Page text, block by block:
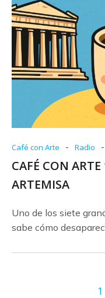
Café con Arte - Radio -
CAFÉ CON
ARTEMISA
Uno de los siete
sabe cómo
1